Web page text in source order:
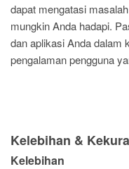
dapat mengatasi
mungkin Anda hadapi.
dan aplikasi Anda dalam
pengalaman pengguna
Kelebihan &
Kelebihan